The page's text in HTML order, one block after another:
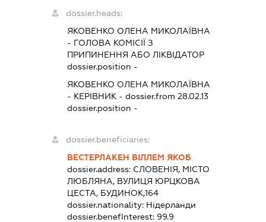
dossier.heads:
ЯКОВЕНКО ОЛЕНА МИКОЛАЇВНА
- ГОЛОВА КОМІСІЇ З
ПРИПИНЕННЯ АБО ЛІКВІДАТОР
dossier.position -
ЯКОВЕНКО ОЛЕНА МИКОЛАЇВНА
- КЕРІВНИК - dossier.from 28.02.13
dossier.position -
dossier.beneficiaries:
ВЕСТЕРЛАКЕН ВІЛЛЕМ ЯКОБ
dossier.address: СЛОВЕНІЯ, МІСТО
ЛЮБЛЯНА, ВУЛИЦЯ ЮРЦКОВА
ЦЕСТА, БУДИНОК,164
dossier.nationality: Нідерланди
dossier.benefInterest: 99.9